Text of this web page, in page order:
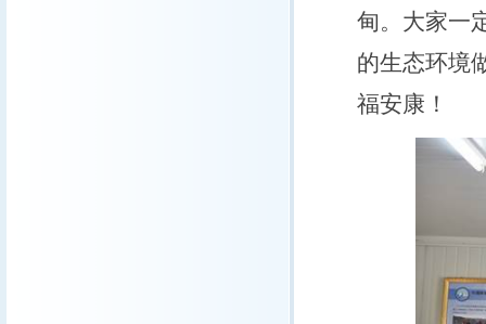
甸。大家一
的生态环境
福安康！